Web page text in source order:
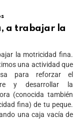
a trabajar la
la motricidad fina.
una actividad que
para reforzar el
y desarrollar la
(conocida también
fina) de tu peque.
una caja vacía de